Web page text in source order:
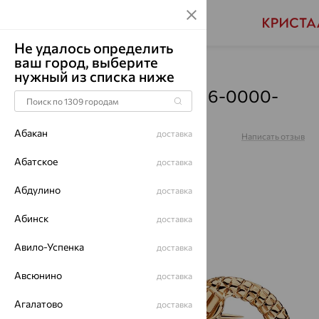
Главная Каталог Броши
Брошь, золото, 007-0016-0000-
010
Артикул: Написать отзыв
Не удалось определить
ваш город, выберите
нужный из списка ниже
Абакан доставка
Абатское доставка
Абдулино доставка
Абинск доставка
Авило-Успенка доставка
Авсюнино доставка
Агалатово доставка